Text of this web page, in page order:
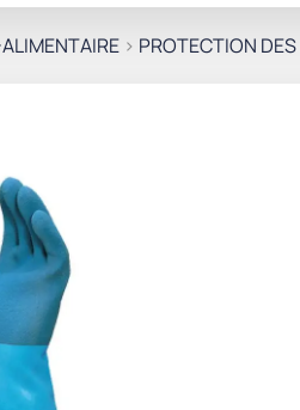
> PROTECTION